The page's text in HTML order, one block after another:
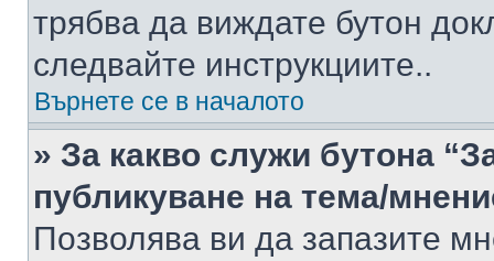
трябва да виждате бутон
следвайте инструкциите..
Върнете се в началото
» За какво служи бутона
публикуване на тема/
Позволява ви да запазите